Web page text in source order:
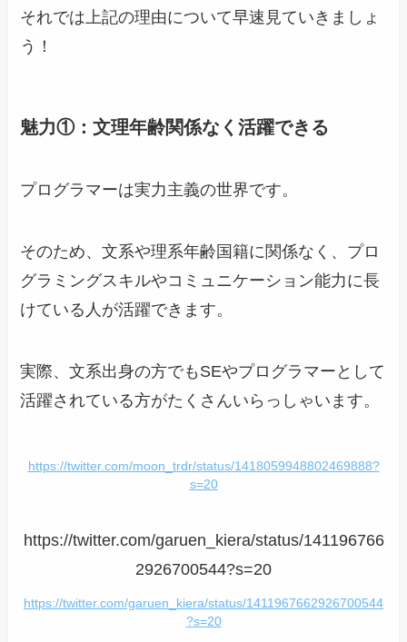
それでは上記の理由について早速見ていきましょ
う！
魅力①：文理年齢関係なく活躍できる
プログラマーは実力主義の世界です。
そのため、文系や理系年齢国籍に関係なく、プロ
グラミングスキルやコミュニケーション能力に長
けている人が活躍できます。
実際、文系出身の方でもSEやプログラマーとして
活躍されている方がたくさんいらっしゃいます。
https://twitter.com/moon_trdr/status/1418059948802469888?
s=20
https://twitter.com/garuen_kiera/status/141196766
2926700544?s=20
https://twitter.com/garuen_kiera/status/1411967662926700544
?s=20